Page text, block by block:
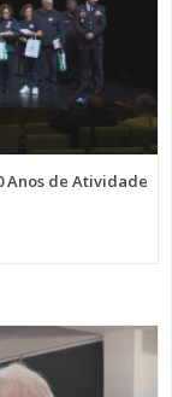
Anos de Atividade